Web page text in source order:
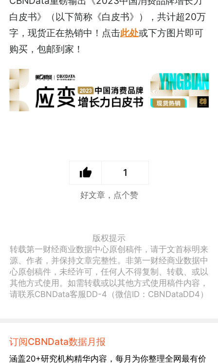
白皮书》（以下简称《白皮书》），共计超20万
字，现货正在热销中！点击此处或下方图片即可
购买，包邮到家！
1
好文章，点个赞
版权提示
转载第一财经商业数据中心原创稿件，请于文首标明来
源、作者，并保持文章完整性。非第一财经商业数据中
心原创稿件，未经许可，任何人不得复制、转载、或以
其他方式使用。如需转载或以其他方式使用稿件内容，
请联系CBNData客服DD-4（微信ID：CBNDataDD4）
订阅CBNData数据月报
涵盖20+研究机构精华内容，每月为你整理全网最有价